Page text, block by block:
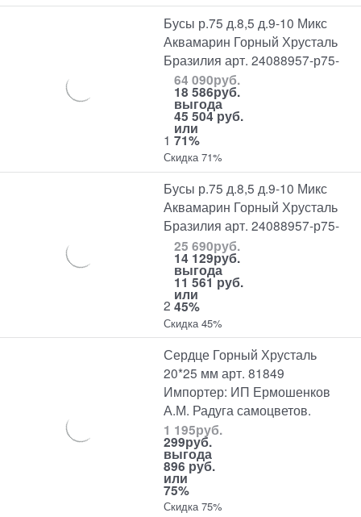
Бусы р.75 д.8,5 д.9-10 Микс
Аквамарин Горный Хрусталь
Бразилия арт. 24088957-р75-
1
64 090руб.
18 586руб.
выгода
45 504 руб.
или
71%
Скидка 71%
Бусы р.75 д.8,5 д.9-10 Микс
Аквамарин Горный Хрусталь
Бразилия арт. 24088957-р75-
2
25 690руб.
14 129руб.
выгода
11 561 руб.
или
45%
Скидка 45%
Сердце Горный Хрусталь
20*25 мм арт. 81849
Импортер: ИП Ермошенков
А.М. Радуга самоцветов.
1 195руб.
299руб.
выгода
896 руб.
или
75%
Скидка 75%